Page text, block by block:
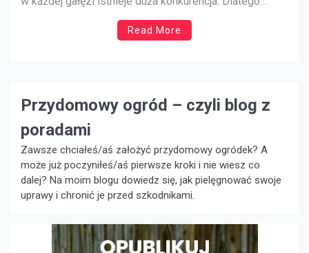
kampanie reklamowe muszą dobrze zaplanowane.
Samodzielna reklama jest bardzo ciężka do
należyty sposób. […]
Read More
Przydomowy ogród – czyli blog z
poradami
Zawsze chciałeś/aś założyć przydomowy ogródek? A
może już poczyniłeś/aś pierwsze kroki i nie wiesz co
dalej? Na moim blogu dowiedz się, jak pielęgnować swoje
uprawy i chronić je przed szkodnikami.